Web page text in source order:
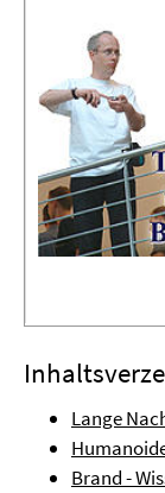
Lange
Brand -